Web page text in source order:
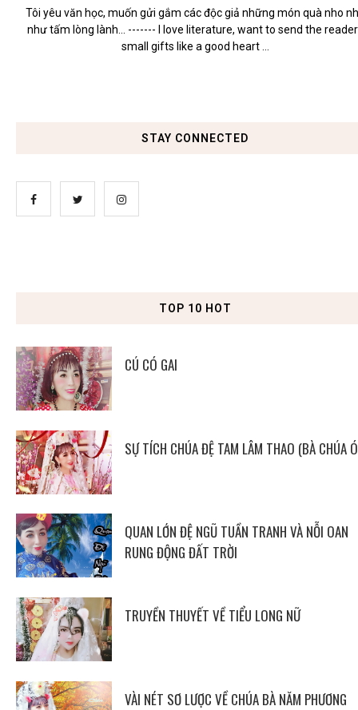
Tôi yêu văn học, muốn gửi gắm các độc giả những món quà nho
như tấm lòng lành... ------- I love literature, want to send the
small gifts like a good heart ...
STAY CONNECTED
TOP 10 HOT
CÚ CÓ GAI
SỰ TÍCH CHÚA ĐỆ TAM LÂM THAO (BÀ CHÚA
QUAN LỚN ĐỆ NGŨ TUẦN TRANH VÀ NỖI OAN
RUNG ĐỘNG ĐẤT TRỜI
TRUYỀN THUYẾT VỀ TIỂU LONG NỮ
VÀI NÉT SƠ LƯỢC VỀ CHÚA BÀ NĂM PHƯƠNG